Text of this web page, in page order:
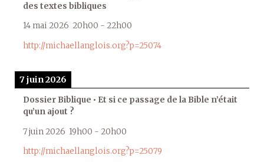
des textes bibliques
14 mai 2026 20h00 - 22h00
http://michaellanglois.org?p=25074
7 juin 2026
Dossier Biblique • Et si ce passage de la Bible n’était
qu’un ajout ?
7 juin 2026 19h00 - 20h00
http://michaellanglois.org?p=25079